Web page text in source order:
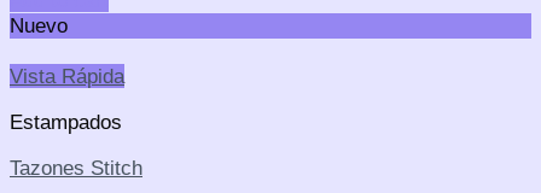
Nuevo
Vista Rápida
Estampados
Tazones Stitch